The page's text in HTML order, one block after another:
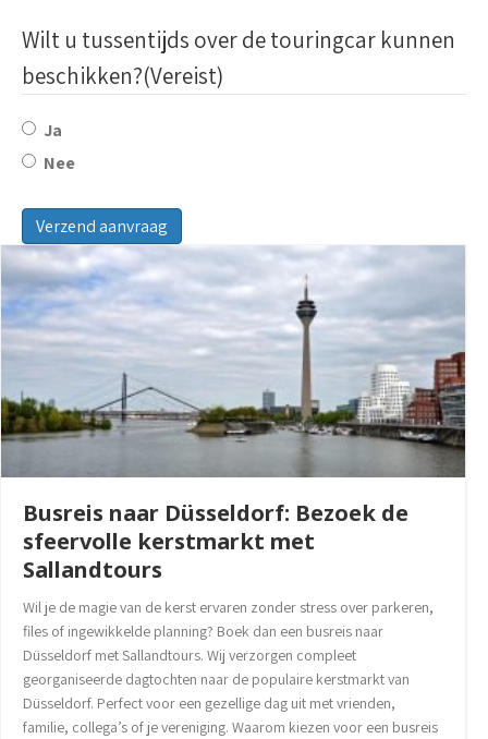
Wilt u tussentijds over de touringcar kunnen
beschikken?(Vereist)
Ja
Nee
Busreis naar Düsseldorf: Bezoek de
sfeervolle kerstmarkt met
Sallandtours
Wil je de magie van de kerst ervaren zonder stress over parkeren,
files of ingewikkelde planning? Boek dan een busreis naar
Düsseldorf met Sallandtours. Wij verzorgen compleet
georganiseerde dagtochten naar de populaire kerstmarkt van
Düsseldorf. Perfect voor een gezellige dag uit met vrienden,
familie, collega’s of je vereniging. Waarom kiezen voor een busreis